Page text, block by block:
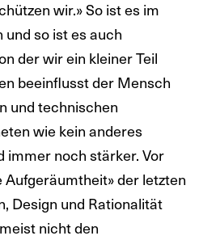
wir.» So ist es im
so ist es auch
der wir ein kleiner Teil
beeinflusst der Mensch
und technischen
wie kein anderes
immer noch stärker. Vor
der letzten
Design und Rationalität
nicht den